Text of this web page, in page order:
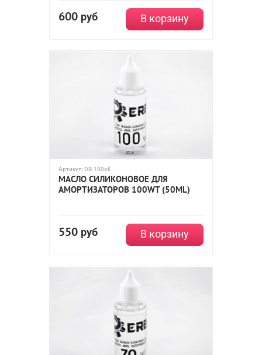
600 руб В корзину
Артикул: DB-100oil
МАСЛО СИЛИКОНОВОЕ ДЛЯ
АМОРТИЗАТОРОВ 100WT (50ML)
550 руб В корзину